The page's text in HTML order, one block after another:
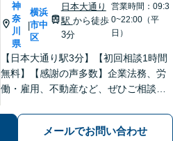
神
奈
川
県
|
横浜
市中
区
日本大通り
駅 から徒歩
3分
営業時間：09:3
0~22:00（平
日）
【日本大通り駅3分】【初回相談1時間
無料】【感謝の声多数】企業法務、労
働・雇用、不動産など、ぜひご相談く
ーガルサービスの提供を心がけており
ます。お困りの場合は、ぜひご相談く
メールでお問い合わせ